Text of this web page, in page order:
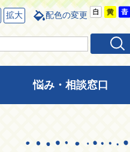
拡大 配色の変更
悩み・相談窓口